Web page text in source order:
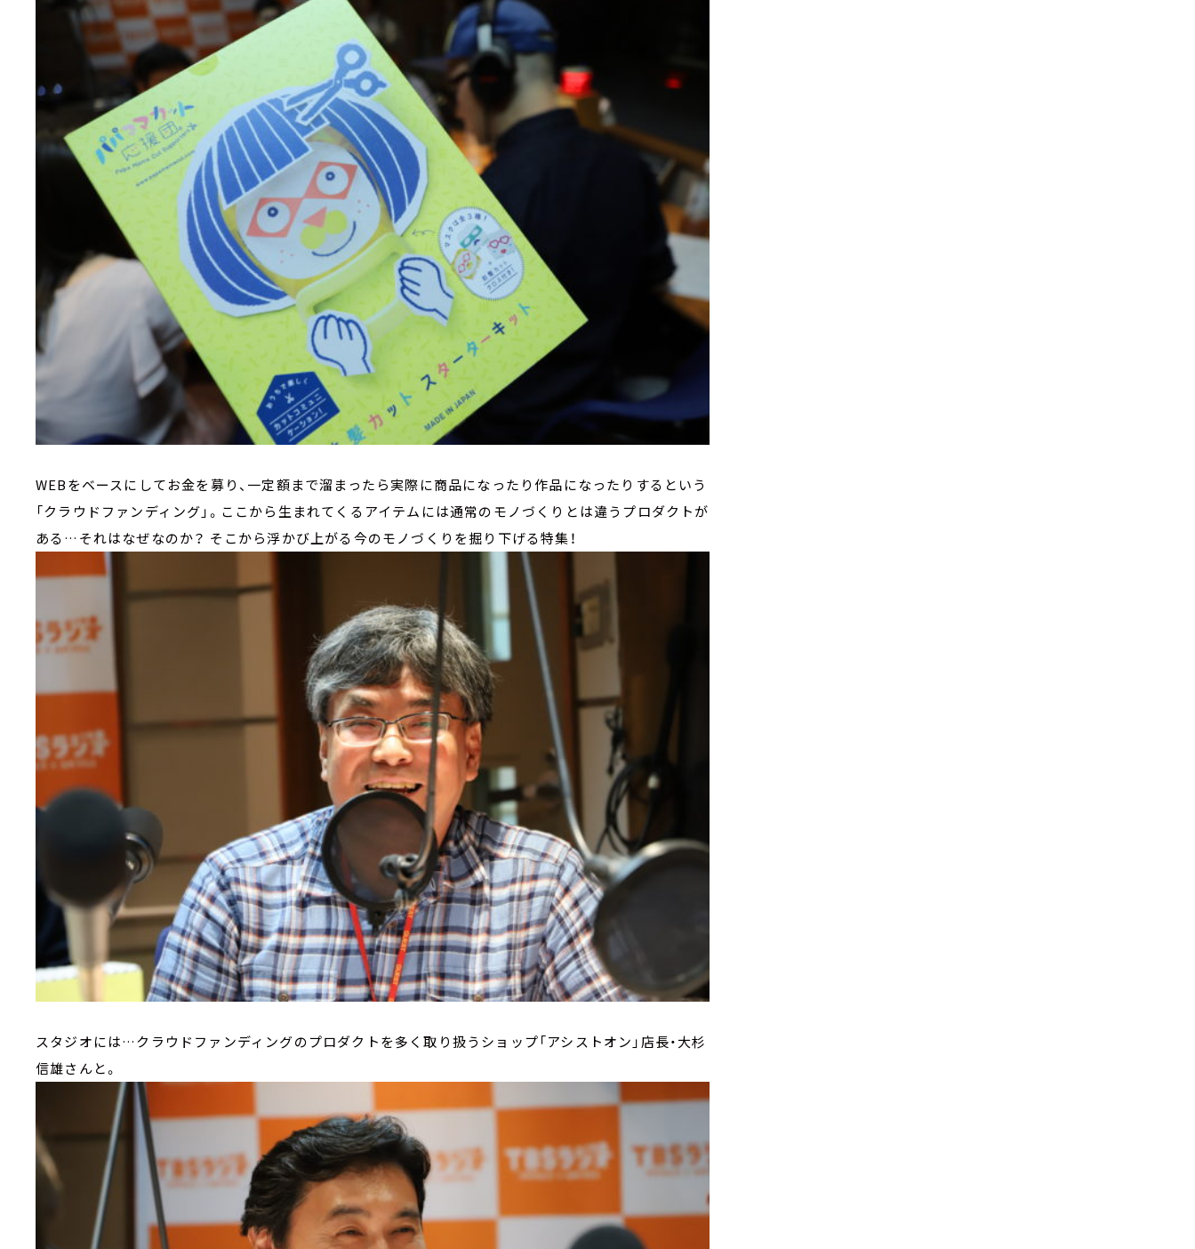
WEBをベースにしてお金を募り、一定額まで溜まったら実際に商品になったり作品になったりするという
「クラウドファンディング」。ここから生まれてくるアイテムには通常のモノづくりとは違うプロダクトが
ある…それはなぜなのか？ そこから浮かび上がる今のモノづくりを掘り下げる特集！
スタジオには…クラウドファンディングのプロダクトを多く取り扱うショップ「アシストオン」店長・大杉
信雄さんと。